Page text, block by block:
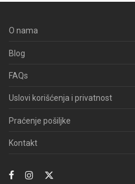
O nama
Blog
FAQs
Uslovi korišćenja i privatnost
Praćenje pošiljke
Kontakt